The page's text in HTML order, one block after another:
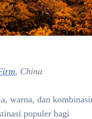
, China
warna, dan
populer bagi